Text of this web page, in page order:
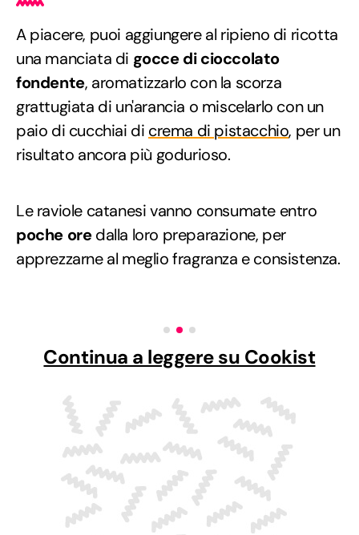
A piacere, puoi aggiungere al ripieno di ricotta
una manciata di gocce di cioccolato
fondente, aromatizzarlo con la scorza
grattugiata di un'arancia o miscelarlo con un
paio di cucchiai di crema di pistacchio, per un
risultato ancora più godurioso.
Le raviole catanesi vanno consumate entro
poche oredalla loro preparazione, per
apprezzarne al meglio fragranza e consistenza.
Continua a leggere su Cookist